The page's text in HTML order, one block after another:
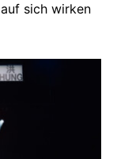
sich wirken